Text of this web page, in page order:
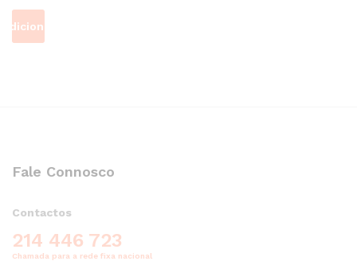
Adicionar
Fale Connosco
Contactos
214 446 723
Chamada para a rede fixa nacional